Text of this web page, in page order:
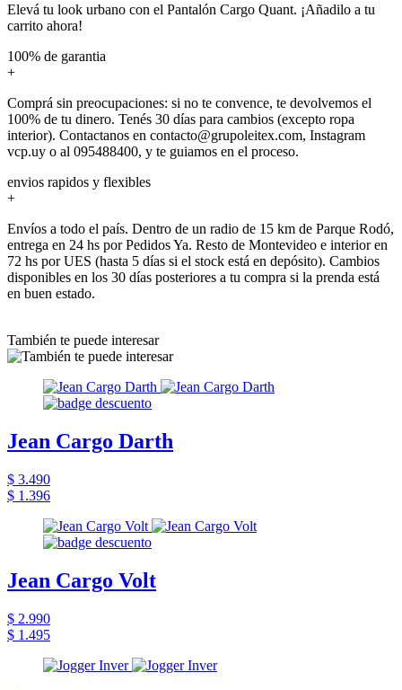
Elevá tu look urbano con el Pantalón Cargo Quant. ¡Añadilo a tu
carrito ahora!
100% de garantia
+
Comprá sin preocupaciones: si no te convence, te devolvemos el
100% de tu dinero. Tenés 30 días para cambios (excepto ropa
interior). Contactanos en contacto@grupoleitex.com, Instagram
vcp.uy o al 095488400, y te guiamos en el proceso.
envios rapidos y flexibles
+
Envíos a todo el país. Dentro de un radio de 15 km de Parque Rodó,
entrega en 24 hs por Pedidos Ya. Resto de Montevideo e interior en
72 hs por UES (hasta 5 días si el stock está en depósito). Cambios
disponibles en los 30 días posteriores a tu compra si la prenda está
en buen estado.
También te puede interesar
Jean Cargo Darth
$ 3.490
$ 1.396
Jean Cargo Volt
$ 2.990
$ 1.495